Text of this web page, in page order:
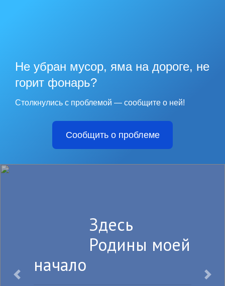
Не убран мусор, яма на дороге, не
горит фонарь?
Столкнулись с проблемой — сообщите о ней!
Сообщить о проблеме
Здесь
Родины моей
начало
Назад